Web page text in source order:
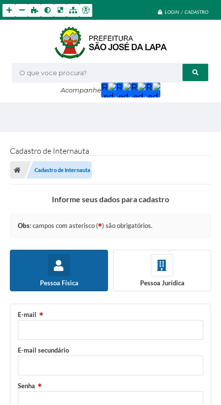
LOGIN / CADASTRO
O que voce procura?
Acompanhe
Cadastro de Internauta
Cadastro de Internauta
Informe seus dados para cadastro
Obs: campos com asterisco ( ) são obrigatórios.
Pessoa Física Pessoa Jurídica
E-mail
E-mail secundário
Senha